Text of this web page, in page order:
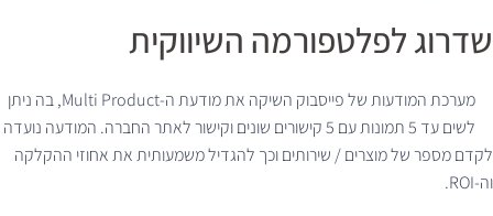
שדרוג לפלטפורמה השיווקית
מערכת המודעות של פייסבוק השיקה את מודעת ה-Multi Product, בה ניתן
לשים עד 5 תמונות עם 5 קישורים שונים וקישור לאתר החברה. המודעה נועדה
לקדם מספר של מוצרים / שירותים וכך להגדיל משמעותית את אחוזי ההקלקה
וה-ROI.